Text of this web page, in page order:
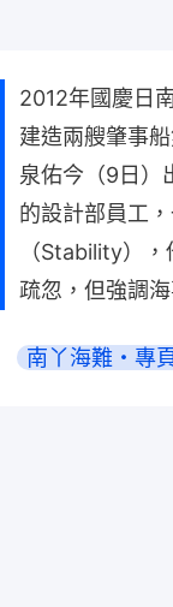
2012年國慶日
建造兩艘肇事
泉佑今（9日）
的設計部員工
（Stability）
疏忽，但強調
南丫海難・專